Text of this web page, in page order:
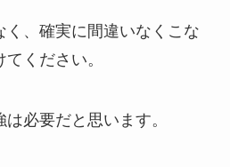
く、確実に間違いなくこな
ください。
必要だと思います。